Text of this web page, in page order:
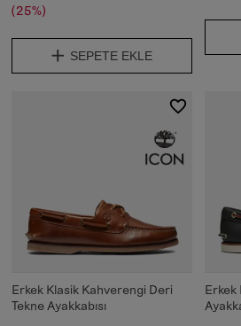
(25%)
SEPETE EKLE
Erkek Klasik Kahverengi Deri
Tekne Ayakkabısı
Erkek